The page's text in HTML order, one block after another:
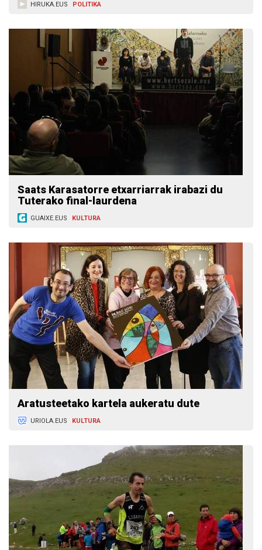
HIRUKA.EUS POLITIKA
Saats Karasatorre etxarriarrak irabazi du
Tuterako final-laurdena
GUAIXE.EUS KULTURA
Aratusteetako kartela aukeratu dute
URIOLA.EUS KULTURA